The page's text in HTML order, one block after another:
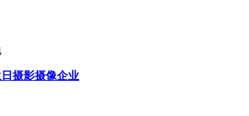
摄影摄像企业